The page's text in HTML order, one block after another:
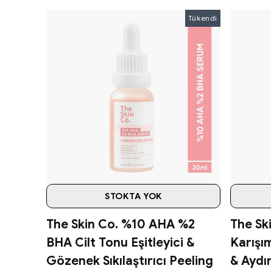
Tükendi
STOKTA YOK
The Skin Co. %10 AHA %2
BHA Cilt Tonu Eşitleyici &
Gözenek Sıkılaştırıcı Peeling
The
&